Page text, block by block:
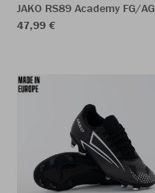
JAKO RS89 Academy FG/AG
47,99 €